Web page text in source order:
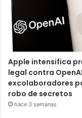
Apple intensifica
legal contra
excolaboradores
robo de secretos
hace 3 semanas